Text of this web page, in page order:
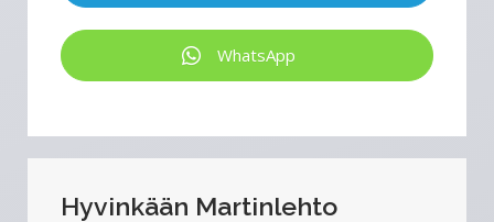
WhatsApp
Hyvinkään Martinlehto